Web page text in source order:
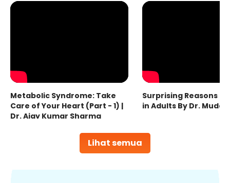
Lihat semua
Metabolic Syndrome: Take
Care of Your Heart (Part - 1) |
Dr. Ajay Kumar Sharma
Surprising Reasons
in Adults By Dr.